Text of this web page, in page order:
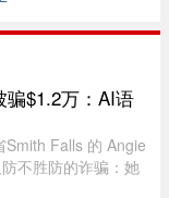
$1.2万：AI语
Smith Falls 的 Angie
不胜防的诈骗：她